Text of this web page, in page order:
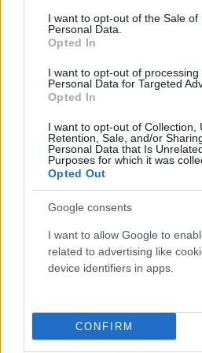
consent section.
I want to opt-out of the Sale of
Personal Data.
Opted In
I want to opt-out of processing
Personal Data for Targeted
Opted In
I want to opt-out of Collection,
Retention, Sale, and/or
Personal Data that Is
Purposes for which it was
Opted Out
Google consents
I want to allow Google to
related to advertising like
device identifiers in apps.
CONFIRM
Η Κεντρική Διοίκηση των
πως το Ιράν εκτόξευσε
εναντίον γειτονικών του
τους δεν έπληξε στόχους.
airport caused injuries and
flights suspended, state news